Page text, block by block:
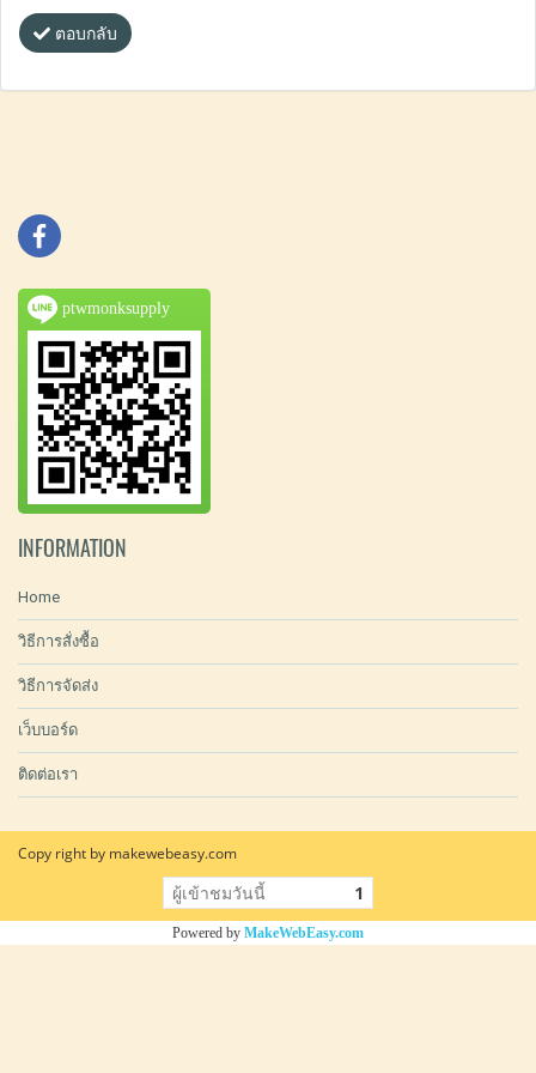
ตอบกลับ
ptwmonksupply
INFORMATION
Home
วิธีการสั่งซื้อ
วิธีการจัดส่ง
เว็บบอร์ด
ติดต่อเรา
Copy right by makewebeasy.com
ผู้เข้าชมวันนี้ 1
Powered by MakeWebEasy.com